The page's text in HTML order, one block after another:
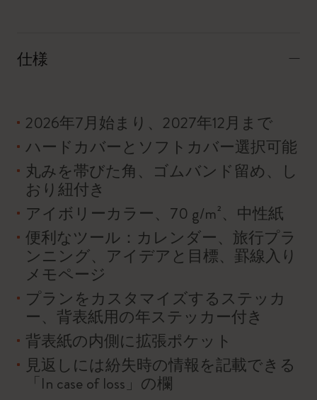
仕様
2026年7月始まり、2027年12月まで
ハードカバーとソフトカバー選択可能
丸みを帯びた角、ゴムバンド留め、し
おり紐付き
アイボリーカラー、70 g/m²、中性紙
便利なツール：カレンダー、旅行プラ
ンニング、アイデアと目標、罫線入り
メモページ
プランをカスタマイズするステッカ
ー、背表紙用の年ステッカー付き
背表紙の内側に拡張ポケット
見返しには紛失時の情報を記載できる
「In case of loss」の欄